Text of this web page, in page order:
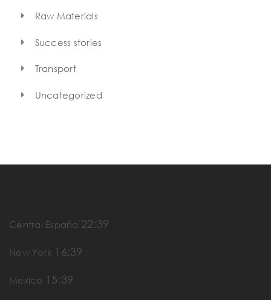
Raw Materials
Success stories
Transport
Uncategorized
Central España 22:39
New York 16:39
Mexico 15:39